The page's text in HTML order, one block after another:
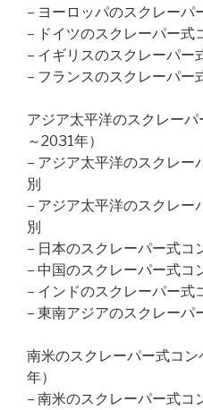
– ヨーロッパのスクレーパ
– ドイツのスクレーパー式
– イギリスのスクレーパー
– フランスのスクレーパー
アジア太平洋のスクレー
～2031年）
– アジア太平洋のスクレー
別
– アジア太平洋のスクレー
別
– 日本のスクレーパー式コ
– 中国のスクレーパー式コ
– インドのスクレーパー式
– 東南アジアのスクレーパ
南米のスクレーパー式コ
年）
– 南米のスクレーパー式コ